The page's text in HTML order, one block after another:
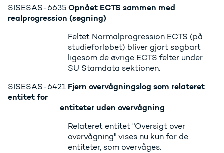
SISESAS-6635 Opnået ECTS sammen med
realprogression (søgning)
Feltet Normalprogression ECTS (på
studieforløbet) bliver gjort søgbart
ligesom de øvrige ECTS felter under
SU Stamdata sektionen.
SISESAS-6421 Fjern overvågningslog som relateret
entitet for
entiteter uden overvågning
Relateret entitet "Oversigt over
overvågning" vises nu kun for de
entiteter, som overvåges.